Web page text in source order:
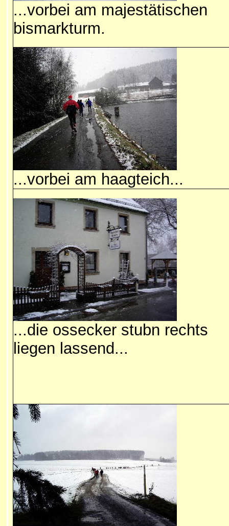
...vorbei am majestätischen
bismarkturm.
...vorbei am haagteich...
...die ossecker stubn rechts
liegen lassend...